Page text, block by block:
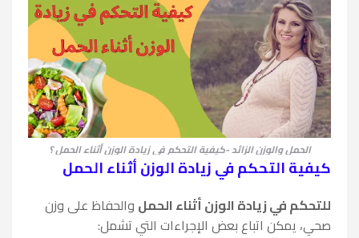
الحمل والوزن الزائد -كيفية التحكم في زيادة الوزن أثناء الحمل ؟
كيفية التحكم في زيادة الوزن أثناء الحمل
للتحكم في زيادة الوزن أثناء الحمل والحفاظ على وزن
صحي، يمكن اتباع بعض الإجراءات التي تشمل: